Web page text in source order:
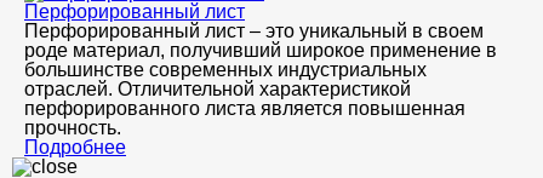
Перфорированный лист
Перфорированный лист – это уникальный в своем
роде материал, получивший широкое применение в
большинстве современных индустриальных
отраслей. Отличительной характеристикой
перфорированного листа является повышенная
прочность.
Подробнее